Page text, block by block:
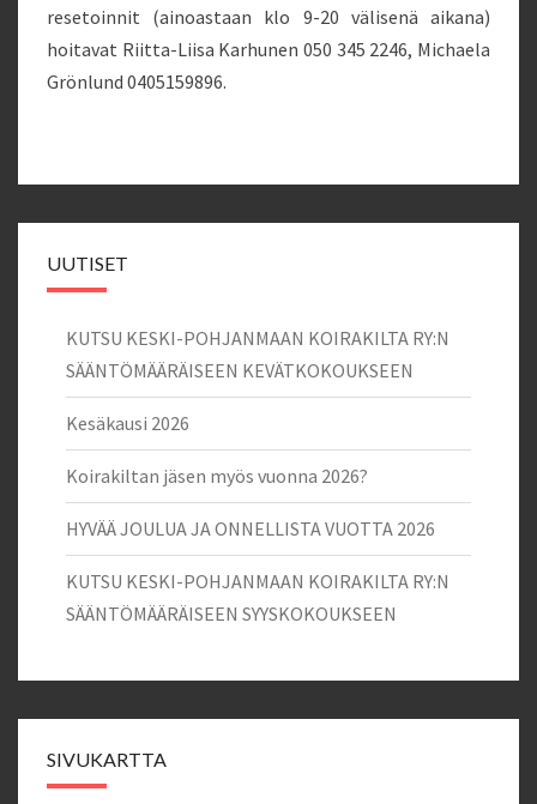
resetoinnit (ainoastaan klo 9-20 välisenä aikana)
hoitavat Riitta-Liisa Karhunen 050 345 2246, Michaela
Grönlund 0405159896.
UUTISET
KUTSU KESKI-POHJANMAAN KOIRAKILTA RY:N
SÄÄNTÖMÄÄRÄISEEN KEVÄTKOKOUKSEEN
Kesäkausi 2026
Koirakiltan jäsen myös vuonna 2026?
HYVÄÄ JOULUA JA ONNELLISTA VUOTTA 2026
KUTSU KESKI-POHJANMAAN KOIRAKILTA RY:N
SÄÄNTÖMÄÄRÄISEEN SYYSKOKOUKSEEN
SIVUKARTTA